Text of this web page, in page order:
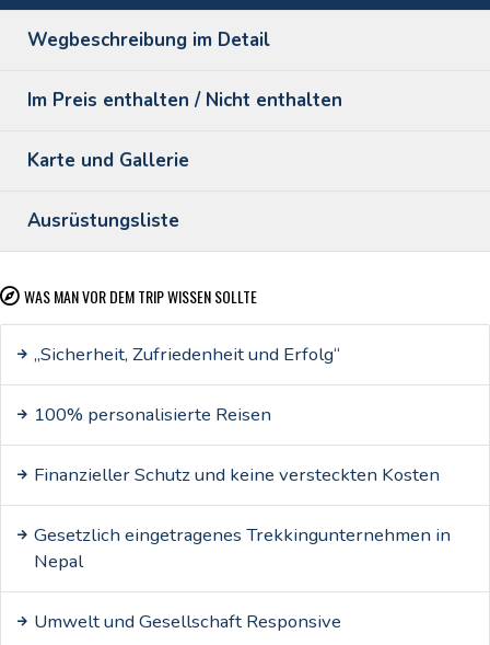
Wegbeschreibung im Detail
Im Preis enthalten / Nicht enthalten
Karte und Gallerie
Ausrüstungsliste
WAS MAN VOR DEM TRIP WISSEN SOLLTE
„Sicherheit, Zufriedenheit und Erfolg“
100% personalisierte Reisen
Finanzieller Schutz und keine versteckten Kosten
Gesetzlich eingetragenes Trekkingunternehmen in
Nepal
Umwelt und Gesellschaft Responsive